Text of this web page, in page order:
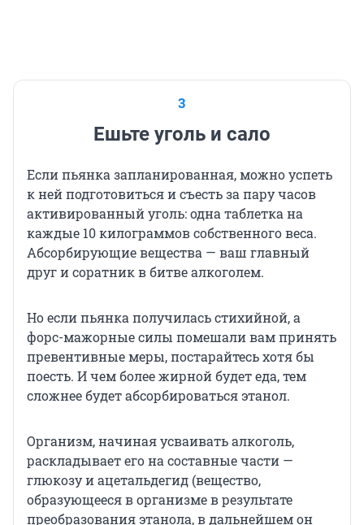
3
Ешьте уголь и сало
Если пьянка запланированная, можно успеть
к ней подготовиться и съесть за пару часов
активированный уголь: одна таблетка на
каждые 10 килограммов собственного веса.
Абсорбирующие вещества — ваш главный
друг и соратник в битве алкоголем.
Но если пьянка получилась стихийной, а
форс-мажорные силы помешали вам принять
превентивные меры, постарайтесь хотя бы
поесть. И чем более жирной будет еда, тем
сложнее будет абсорбироваться этанол.
Организм, начиная усваивать алкоголь,
раскладывает его на составные части —
глюкозу и ацетальдегид (вещество,
образующееся в организме в результате
преобразования этанола, в дальнейшем он